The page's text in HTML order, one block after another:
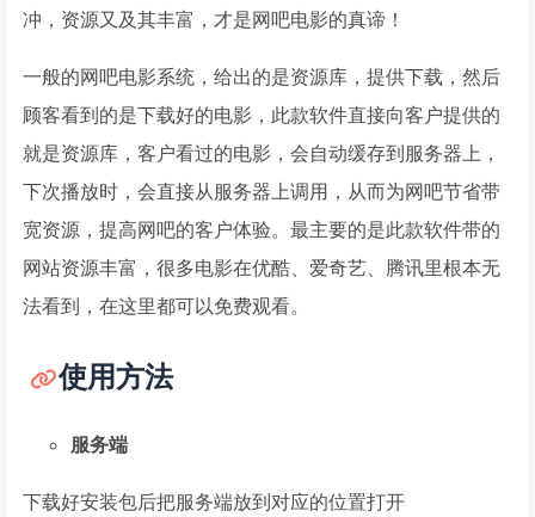
冲，资源又及其丰富，才是网吧电影的真谛！
一般的网吧电影系统，给出的是资源库，提供下载，然后
顾客看到的是下载好的电影，此款软件直接向客户提供的
就是资源库，客户看过的电影，会自动缓存到服务器上，
下次播放时，会直接从服务器上调用，从而为网吧节省带
宽资源，提高网吧的客户体验。最主要的是此款软件带的
网站资源丰富，很多电影在优酷、爱奇艺、腾讯里根本无
法看到，在这里都可以免费观看。
使用方法
服务端
下载好安装包后把服务端放到对应的位置打开